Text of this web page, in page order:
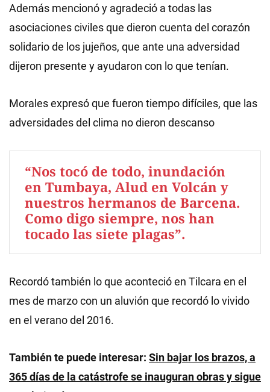
Además mencionó y agradeció a todas las
asociaciones civiles que dieron cuenta del corazón
solidario de los jujeños, que ante una adversidad
dijeron presente y ayudaron con lo que tenían.
Morales expresó que fueron tiempo difíciles, que las
adversidades del clima no dieron descanso
“Nos tocó de todo, inundación
en Tumbaya, Alud en Volcán y
nuestros hermanos de Barcena.
Como digo siempre, nos han
tocado las siete plagas”.
Recordó también lo que aconteció en Tilcara en el
mes de marzo con un aluvión que recordó lo vivido
en el verano del 2016.
También te puede interesar: Sin bajar los brazos, a
365 días de la catástrofe se inauguran obras y sigue